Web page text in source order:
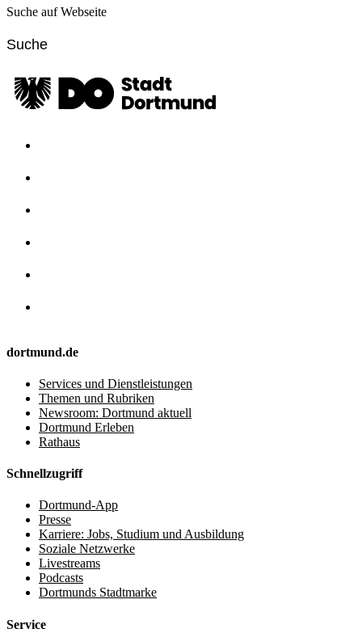
Suche auf Webseite
dortmund.de
Services und Dienstleistungen
Themen und Rubriken
Newsroom: Dortmund aktuell
Dortmund Erleben
Rathaus
Schnellzugriff
Dortmund-App
Presse
Karriere: Jobs, Studium und Ausbildung
Soziale Netzwerke
Livestreams
Podcasts
Dortmunds Stadtmarke
Service